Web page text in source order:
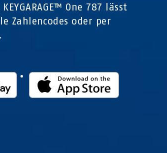
One 787 lässt
Zahlencodes oder per